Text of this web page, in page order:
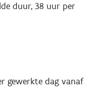
duur, 38 uur per
gewerkte dag vanaf